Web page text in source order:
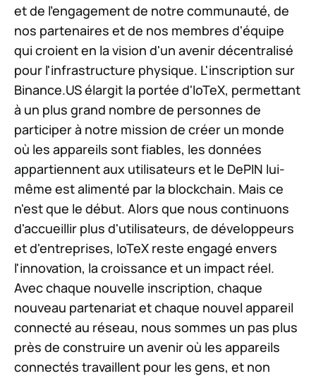
et de l'engagement de notre communauté, de
nos partenaires et de nos membres d'équipe
qui croient en la vision d'un avenir décentralisé
pour l'infrastructure physique. L'inscription sur
Binance.US élargit la portée d'IoTeX, permettant
à un plus grand nombre de personnes de
participer à notre mission de créer un monde
où les appareils sont fiables, les données
appartiennent aux utilisateurs et le DePIN lui-
même est alimenté par la blockchain. Mais ce
n'est que le début. Alors que nous continuons
d'accueillir plus d'utilisateurs, de développeurs
et d'entreprises, IoTeX reste engagé envers
l'innovation, la croissance et un impact réel.
Avec chaque nouvelle inscription, chaque
nouveau partenariat et chaque nouvel appareil
connecté au réseau, nous sommes un pas plus
près de construire un avenir où les appareils
connectés travaillent pour les gens, et non